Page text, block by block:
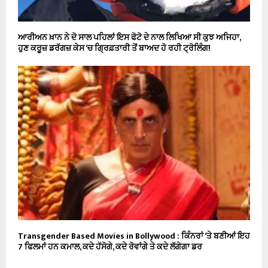
ਆਰੀਅਨ ਖ਼ਾਨ ਨੇ ਦੋ ਸਾਲ ਪਹਿਲਾਂ ਇਸ ਫੋਟੋ ਦੇ ਨਾਲ ਲਿਖਿਆ ਸੀ ਕੁਝ ਅਜਿਹਾ,
ਹੁਣ ਕਰੂਜ਼ ਡਰੱਗਜ਼ ਕੇਸ ‘ਚ ਗ੍ਰਿਫ਼ਤਾਰੀ ਤੋਂ ਬਾਅਦ ਹੋ ਰਹੀ ਟ੍ਰੋਲਿੰਗ!
Transgender Based Movies in Bollywood : ਕਿੰਨਰਾਂ ‘ਤੇ ਬਣੀਆਂ ਇਹ
7 ਫਿਲਮਾਂ ਹਨ ਕਮਾਲ, ਕਦੇ ਹੱਸੋਗੇ, ਕਦੇ ਰੋਵਾਂਗੇ ਤੇ ਕਦੇ ਲੱਗੇਗਾ ਡਰ